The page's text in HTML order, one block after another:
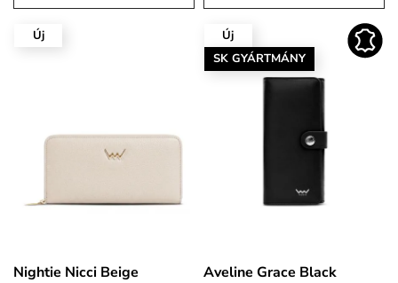
Új
Nightie Nicci Beige
Új
SK GYÁRTMÁNY
Aveline Grace Black